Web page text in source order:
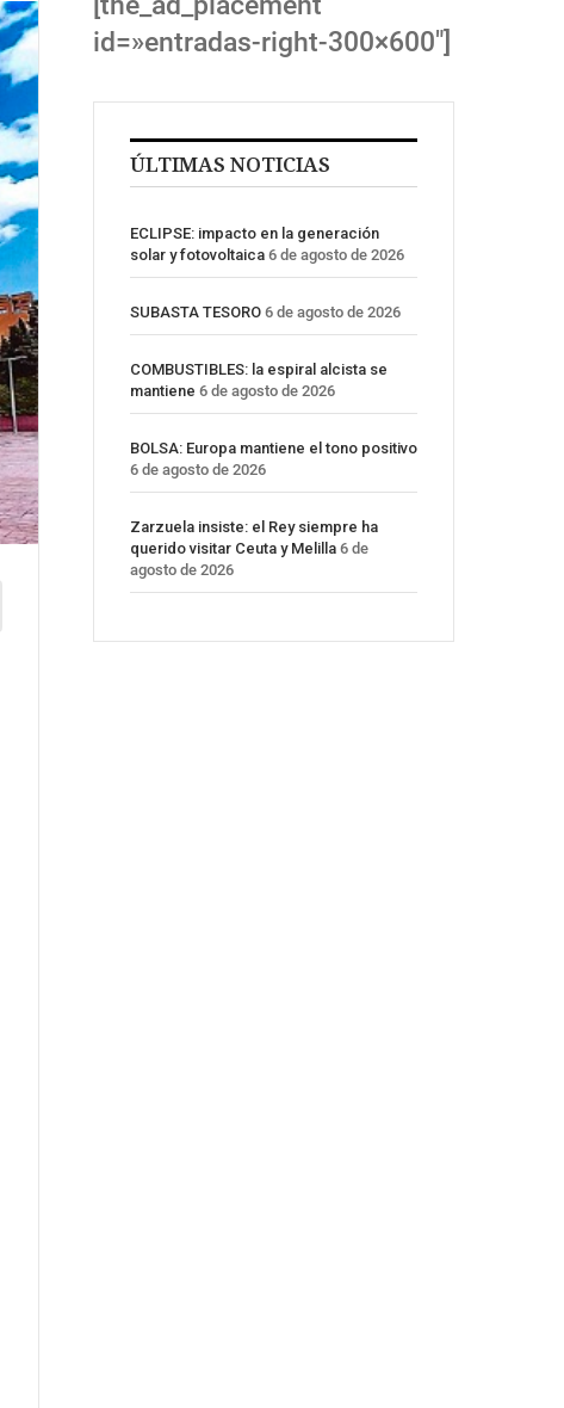
id=»entradas-right-300×600″]
ÚLTIMAS NOTICIAS
ECLIPSE: impacto en la generación
solar y fotovoltaica 6 de agosto de 2026
SUBASTA TESORO 6 de agosto de 2026
COMBUSTIBLES: la espiral alcista se
mantiene 6 de agosto de 2026
BOLSA: Europa mantiene el tono positivo
6 de agosto de 2026
Zarzuela insiste: el Rey siempre ha
querido visitar Ceuta y Melilla 6 de
agosto de 2026